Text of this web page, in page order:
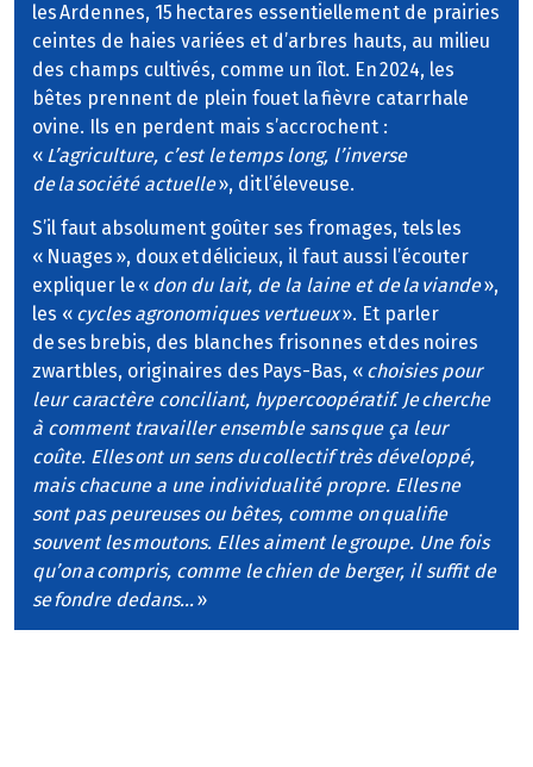
les Ardennes, 15 hectares essentiellement de prairies
ceintes de haies variées et d’arbres hauts, au milieu
des champs cultivés, comme un îlot. En 2024, les
bêtes prennent de plein fouet la fièvre catarrhale
ovine. Ils en perdent mais s’accrochent :
« L’agriculture, c’est le temps long, l’inverse
de la société actuelle», dit l’éleveuse.
S’il faut absolument goûter ses fromages, tels les
« Nuages », doux et délicieux, il faut aussi l’écouter
expliquer le « don du lait, de la laine et de la viande»,
les « cycles agronomiques vertueux». Et parler
de ses brebis, des blanches frisonnes et des noires
zwartbles, originaires des Pays-Bas, « choisies pour
leur caractère conciliant, hypercoopératif. Je cherche
à comment travailler ensemble sans que ça leur
coûte. Elles ont un sens du collectif très développé,
mais chacune a une individualité propre. Elles ne
sont pas peureuses ou bêtes, comme on qualifie
souvent les moutons. Elles aiment le groupe. Une fois
qu’on a compris, comme le chien de berger, il suffit de
se fondre dedans…»